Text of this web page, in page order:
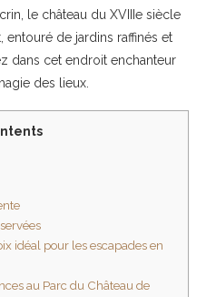
le château du XVIIIe siècle
entouré de jardins raffinés et
dans cet endroit enchanteur
des lieux.
idéal pour les escapades en
au Parc du Château de